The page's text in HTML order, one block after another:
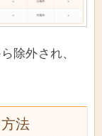
除外され、
法